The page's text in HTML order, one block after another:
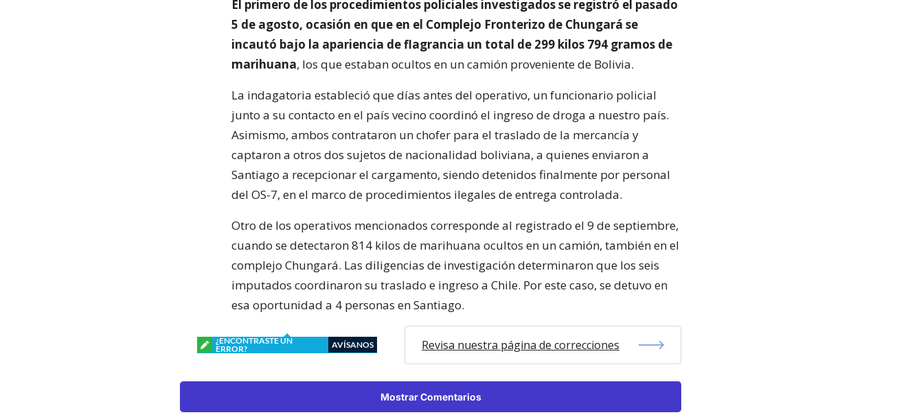
El primero de los procedimientos policiales investigados se registró el pasado
5 de agosto, ocasión en que en el Complejo Fronterizo de Chungará se
incautó bajo la apariencia de flagrancia un total de 299 kilos 794 gramos de
marihuana, los que estaban ocultos en un camión proveniente de Bolivia.
La indagatoria estableció que días antes del operativo, un funcionario policial
junto a su contacto en el país vecino coordinó el ingreso de droga a nuestro país.
Asimismo, ambos contrataron un chofer para el traslado de la mercancía y
captaron a otros dos sujetos de nacionalidad boliviana, a quienes enviaron a
Santiago a recepcionar el cargamento, siendo detenidos finalmente por personal
del OS-7, en el marco de procedimientos ilegales de entrega controlada.
Otro de los operativos mencionados corresponde al registrado el 9 de septiembre,
cuando se detectaron 814 kilos de marihuana ocultos en un camión, también en el
complejo Chungará. Las diligencias de investigación determinaron que los seis
imputados coordinaron su traslado e ingreso a Chile. Por este caso, se detuvo en
esa oportunidad a 4 personas en Santiago.
¿ENCONTRASTE UN
ERROR?
AVÍSANOS Revisa nuestra página de correcciones
Mostrar Comentarios